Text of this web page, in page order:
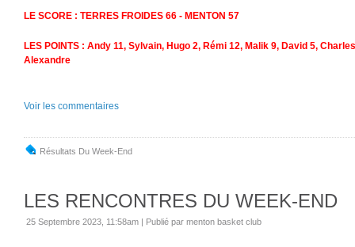
LE SCORE : TERRES FROIDES 66 - MENTON 57
LES POINTS : Andy 11, Sylvain, Hugo 2, Rémi 12, Malik 9, David 5,
Alexandre
Voir les commentaires
Résultats Du Week-End
LES RENCONTRES DU WEEK-END
25 Septembre 2023, 11:58am | Publié par menton basket club